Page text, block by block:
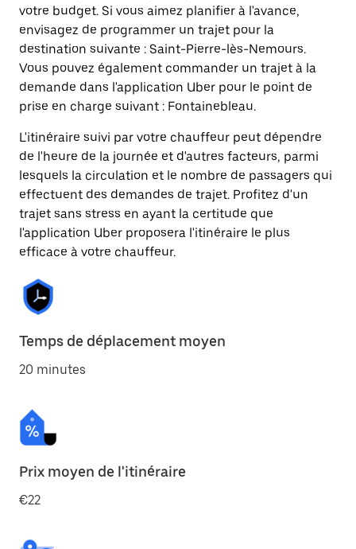
votre budget. Si vous aimez planifier à l'avance,
envisagez de programmer un trajet pour la
destination suivante : Saint-Pierre-lès-Nemours.
Vous pouvez également commander un trajet à la
demande dans l'application Uber pour le point de
prise en charge suivant : Fontainebleau.
L'itinéraire suivi par votre chauffeur peut dépendre
de l'heure de la journée et d'autres facteurs, parmi
lesquels la circulation et le nombre de passagers qui
effectuent des demandes de trajet. Profitez d'un
trajet sans stress en ayant la certitude que
l'application Uber proposera l'itinéraire le plus
efficace à votre chauffeur.
Temps de déplacement moyen
20 minutes
Prix moyen de l'itinéraire
€22